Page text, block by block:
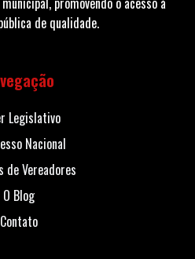
de qualidade.
Legislativo
Nacional
de Vereadores
O Blog
Contato